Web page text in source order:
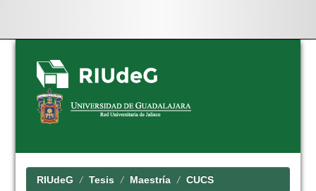
Skip
navigation
RIUdeG Tesis Maestría CUCS